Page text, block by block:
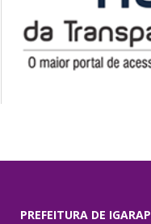
PREFEITURA DE